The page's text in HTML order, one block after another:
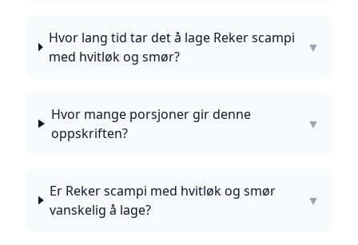
Hvor lang tid tar det å lage Reker scampi
med hvitløk og smør?
▼
Hvor mange porsjoner gir denne
oppskriften?
▼
Er Reker scampi med hvitløk og smør
vanskelig å lage?
▼